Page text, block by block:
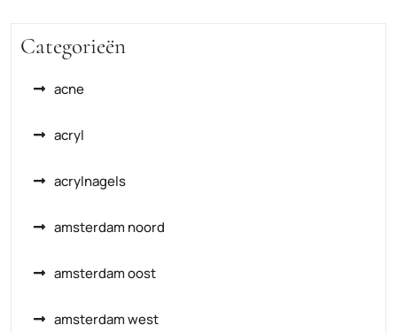
Categorieën
acne
acryl
acrylnagels
amsterdam noord
amsterdam oost
amsterdam west